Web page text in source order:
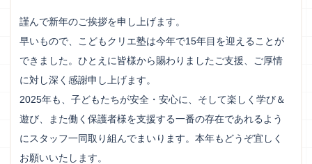
謹んで新年のご挨拶を申し上げます。
早いもので、こどもクリエ塾は今年で15年目を迎えることが
できました。ひとえに皆様から賜わりましたご支援、ご厚情
に対し深く感謝申し上げます。
2025年も、子どもたちが安全・安心に、そして楽しく学び＆
遊び、また働く保護者様を支援する一番の存在であれるよう
にスタッフ一同取り組んでまいります。本年もどうぞ宜しく
お願いいたします。